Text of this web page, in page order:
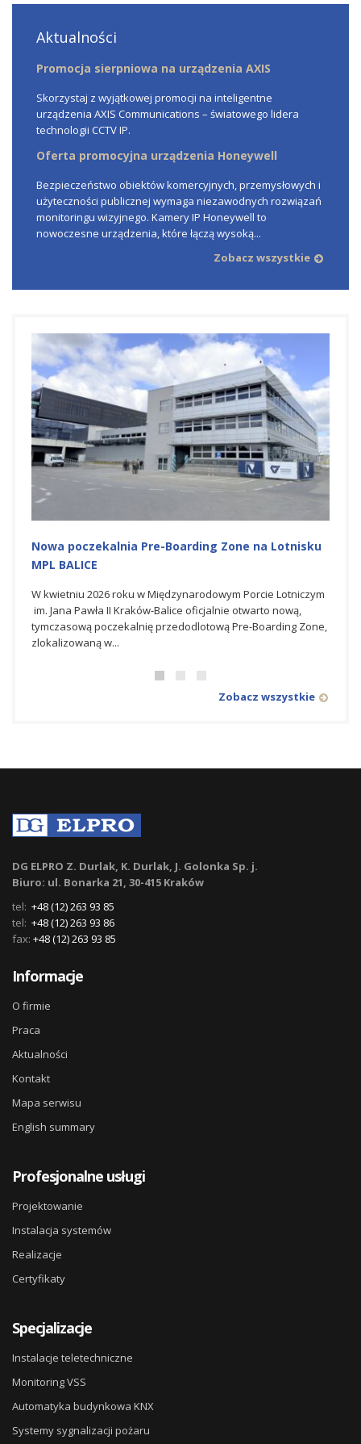
Aktualności
Promocja sierpniowa na urządzenia AXIS
Skorzystaj z wyjątkowej promocji na inteligentne
urządzenia AXIS Communications – światowego lidera
technologii CCTV IP.
Oferta promocyjna urządzenia Honeywell
Bezpieczeństwo obiektów komercyjnych, przemysłowych i
użyteczności publicznej wymaga niezawodnych rozwiązań
monitoringu wizyjnego. Kamery IP Honeywell to
nowoczesne urządzenia, które łączą wysoką...
Zobacz wszystkie
Zone na Lotnisku
Porcie Lotniczym
oficjalnie otwarto nową,
Pre-Boarding Zone,
Budowa Stacji ST10BIS w
Dla Generalnego Wykonawcy firmy
który podpisał także umowę na budowę
transformatorowej ST10BIS wraz z
Zobacz wszystkie
DG ELPRO Z. Durlak, K. Durlak, J. Golonka Sp. j.
Biuro: ul. Bonarka 21, 30-415 Kraków
tel: +48 (12) 263 93 85
tel: +48 (12) 263 93 86
fax: +48 (12) 263 93 85
Informacje
O firmie
Praca
Aktualności
Kontakt
Mapa serwisu
English summary
Profesjonalne usługi
Projektowanie
Instalacja systemów
Realizacje
Certyfikaty
Specjalizacje
Instalacje teletechniczne
Monitoring VSS
Automatyka budynkowa KNX
Systemy sygnalizacji pożaru